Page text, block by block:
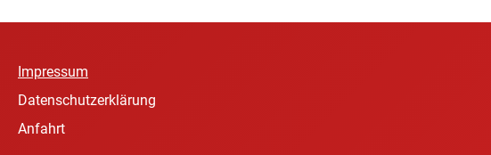
Impressum
Datenschutzerklärung
Anfahrt